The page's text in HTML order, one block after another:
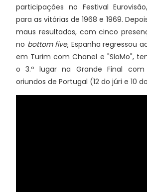
participações no Festival
para as vitórias de 1968 e 1969.
maus resultados, com cinco
no bottom five, Espanha regressou
em Turim com Chanel e "SloMo",
o 3.º lugar na Grande Final
oriundos de Portugal (12 do júri e 10